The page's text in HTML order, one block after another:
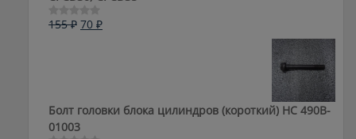
Оценка
155₽ Первоначальная
70 ₽Текущая
Болт головки блока цилиндров (короткий) НС 490B-
01003